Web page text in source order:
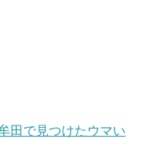
田で見つけたウマい